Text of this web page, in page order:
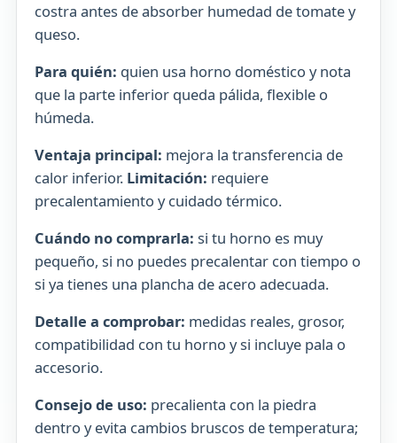
costra antes de absorber humedad de tomate y
queso.
Para quién: quien usa horno doméstico y nota
que la parte inferior queda pálida, flexible o
húmeda.
Ventaja principal: mejora la transferencia de
calor inferior. Limitación: requiere
precalentamiento y cuidado térmico.
Cuándo no comprarla: si tu horno es muy
pequeño, si no puedes precalentar con tiempo o
si ya tienes una plancha de acero adecuada.
Detalle a comprobar: medidas reales, grosor,
compatibilidad con tu horno y si incluye pala o
accesorio.
Consejo de uso: precalienta con la piedra
dentro y evita cambios bruscos de temperatura;